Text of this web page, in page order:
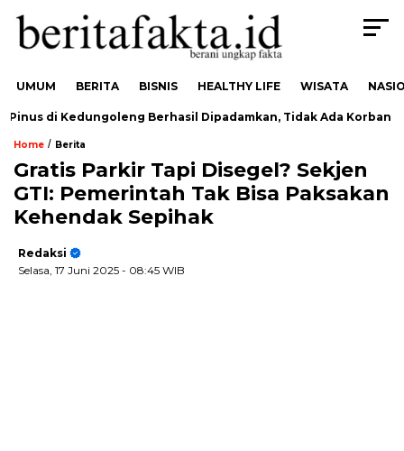
UMUM BERITA BISNIS HEALTHY LIFE WISATA
di Kedungoleng Berhasil Dipadamkan, Tidak Ada Korban
Home / Berita
Gratis Parkir Tapi Disegel? Sekjen
GTI: Pemerintah Tak Bisa Paksakan
Kehendak Sepihak
Redaksi
Selasa, 17 Juni 2025 - 08:45 WIB